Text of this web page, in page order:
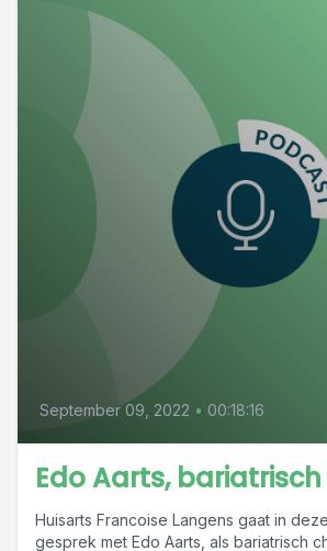
September 09, 2022 • 00:18:16
Edo Aarts,
Huisarts Francoise Langens gaat in
gesprek met Edo Aarts, als bariatrisch